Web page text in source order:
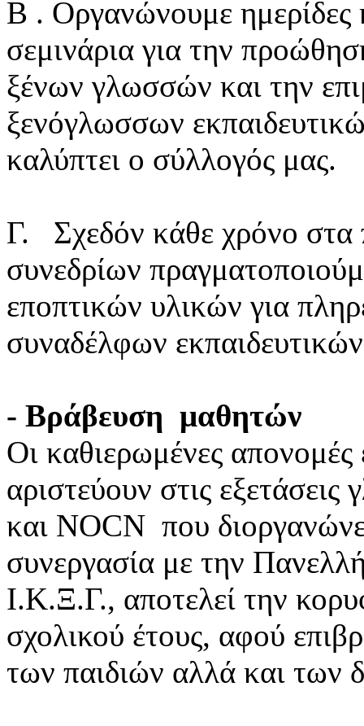
Β . Οργανώνουμε ημερίδες
σεμινάρια για την
ξένων γλωσσών και την
ξενόγλωσσων
καλύπτει ο σύλλογός μας.
Γ.
Σχεδόν κάθε χρόνο στα
συνεδρίων
εποπτικών υλικών για
συναδέλφων
- Βράβευση μαθητών
Οι καθιερωμένες
αριστεύουν στις
και NOCN που
συνεργασία με την
Ι.Κ.Ξ.Γ., αποτελεί την
σχολικού έτους, αφού
των παιδιών αλλά και των